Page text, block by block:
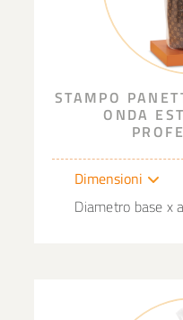
STAMPO
ONDA
Dimensioni
Diametro base x